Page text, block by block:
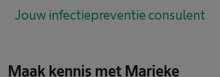
Jouw infectiepreventie consulent
Maak kennis met Marieke